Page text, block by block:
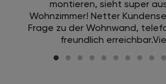
montieren, sieht super
Wohnzimmer! Netter
Frage zu der Wohnwand,
freundlich